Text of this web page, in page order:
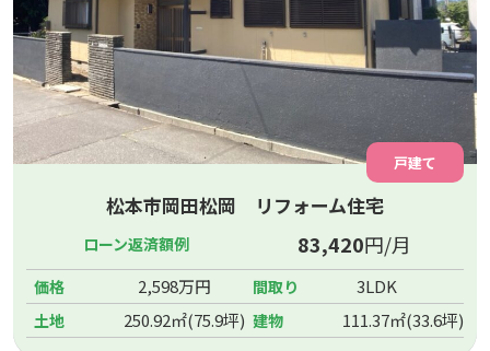
戸建て
松本市岡田松岡 リフォーム住宅
ローン返済額例 83,420円/月
価格 2,598万円 間取り 3LDK
土地 250.92㎡(75.9坪) 建物 111.37㎡(33.6坪)